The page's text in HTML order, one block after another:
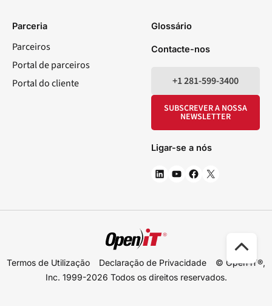
Parceria
Parceiros
Portal de parceiros
Portal do cliente
Glossário
Contacte-nos
+1 281-599-3400
SUBSCREVER A NOSSA
NEWSLETTER
Ligar-se a nós
Termos de Utilização Declaração de Privacidade
© Open iT®,
Inc. 1999-2026 Todos os direitos reservados.